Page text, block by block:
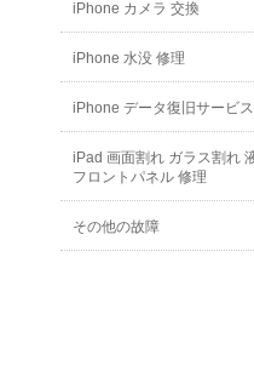
iPhone カメラ 交換
iPhone 水没 修理
iPhone データ復旧サービス
iPad 画面割れ ガラス割れ
フロントパネル 修理
その他の故障